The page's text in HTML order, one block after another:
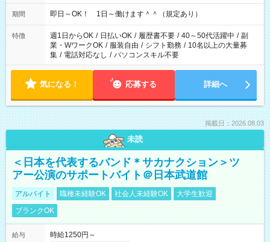
期間 即日～OK！ 1日～働けます＾＾（規定あり）
特徴 週1日からOK / 日払いOK / 履歴書不要 / 40～50代活躍中 / 副
業・WワークOK / 服装自由 / シフト勤務 / 10名以上の大量募
集 / 電話対応なし / パソコンスキル不要
気になる！ 応募する 詳細へ
掲載日：2026.08.03
未読
＜日本を代表するバンド＊サカナクション＞ツ
アー公演のサポートバイト＠日本武道館
アルバイト 職種未経験OK 社会人未経験OK
大学生歓迎
ブランクOK
給与
時給1250円～